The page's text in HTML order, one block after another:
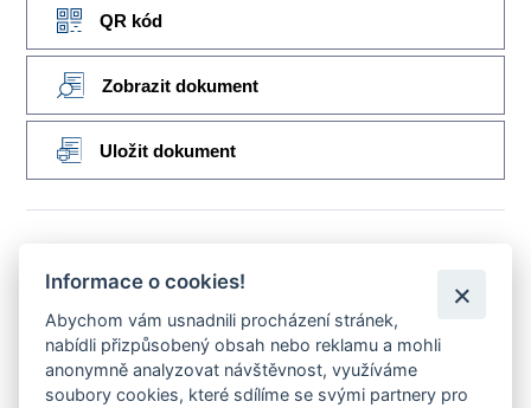
QR kód
Zobrazit dokument
Uložit dokument
QR kód
Informace o cookies!
Abychom vám usnadnili procházení stránek,
nabídli přizpůsobený obsah nebo reklamu a mohli
anonymně analyzovat návštěvnost, využíváme
soubory cookies, které sdílíme se svými partnery pro